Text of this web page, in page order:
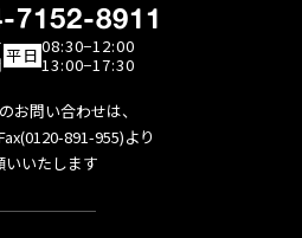
7152-8911
平日 08:30−12:00
13:00−17:30
お問い合わせは、
891-955)より
いいたします